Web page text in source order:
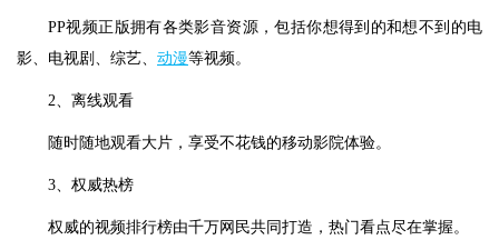
PP视频正版拥有各类影音资源，包括你想得到的和想不到的电
影、电视剧、综艺、 动漫等视频。
2、离线观看
随时随地观看大片，享受不花钱的移动影院体验。
3、权威热榜
权威的视频排行榜由千万网民共同打造，热门看点尽在掌握。